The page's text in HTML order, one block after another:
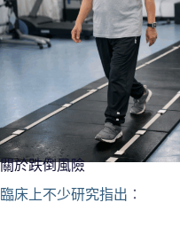
關於跌倒風險
臨床上不少研究指出 ：